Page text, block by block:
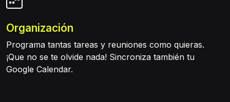
Organización
Programa tantas tareas y reuniones como quieras.
¡Que no se te olvide nada! Sincroniza también tu
Google Calendar.